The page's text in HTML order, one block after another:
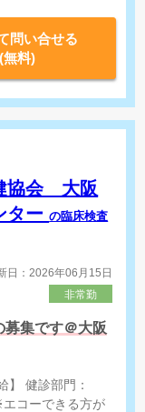
問い合せる
(無料)
協会 大阪
ターの臨床検査
日：2026年06月15日
非常勤
募集です＠大阪
コーできる方が